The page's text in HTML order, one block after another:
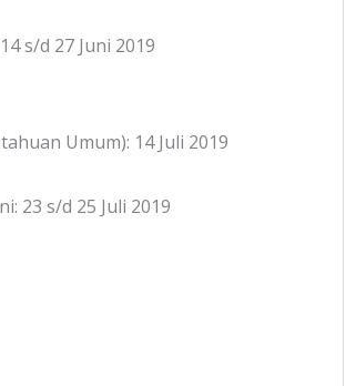
s/d 27 Juni 2019
Umum): 14 Juli 2019
23 s/d 25 Juli 2019